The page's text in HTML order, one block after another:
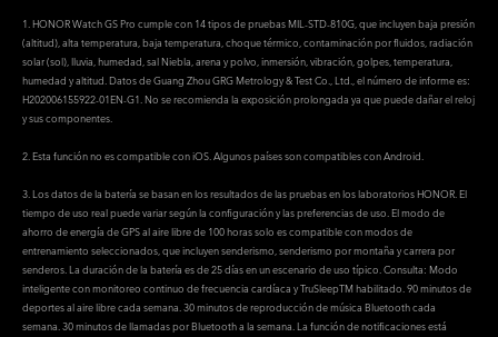
1. HONOR Watch GS Pro cumple con 14 tipos de pruebas MIL-STD-810G, que incluyen baja presión
(altitud), alta temperatura, baja temperatura, choque térmico, contaminación por fluidos, radiación
solar (sol), lluvia, humedad, sal Niebla, arena y polvo, inmersión, vibración, golpes, temperatura,
humedad y altitud. Datos de Guang Zhou GRG Metrology & Test Co., Ltd., el número de informe es:
H202006155922-01EN-G1. No se recomienda la exposición prolongada ya que puede dañar el reloj
y sus componentes.
2. Esta función no es compatible con iOS. Algunos países son compatibles con Android.
3. Los datos de la batería se basan en los resultados de las pruebas en los laboratorios HONOR. El
tiempo de uso real puede variar según la configuración y las preferencias de uso. El modo de
ahorro de energía de GPS al aire libre de 100 horas solo es compatible con modos de
entrenamiento seleccionados, que incluyen senderismo, senderismo por montaña y carrera por
senderos. La duración de la batería es de 25 días en un escenario de uso típico. Consulta: Modo
inteligente con monitoreo continuo de frecuencia cardíaca y TruSleepTM habilitado. 90 minutos de
deportes al aire libre cada semana. 30 minutos de reproducción de música Bluetooth cada
semana. 30 minutos de llamadas por Bluetooth a la semana. La función de notificaciones está